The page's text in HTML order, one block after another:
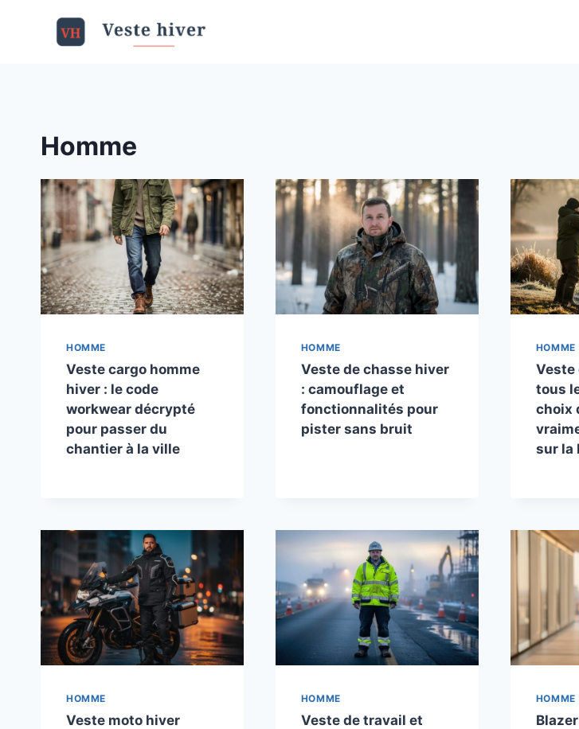
Homme
HOMME
Veste cargo homme
hiver : le code
workwear décrypté
pour passer du
chantier à la ville
HOMME
Veste de chasse hiver
: camouflage et
fonctionnalités pour
pister sans bruit
HOMME
Veste
tous
choix
sur la
HOMME
Veste moto hiver
HOMME
Veste de travail et
HOMME